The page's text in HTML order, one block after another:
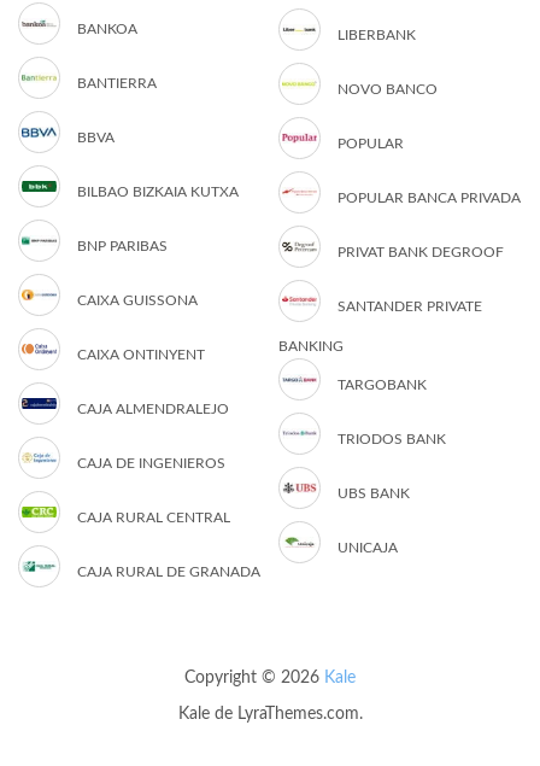
BANKOA
BANTIERRA
BBVA
BILBAO BIZKAIA KUTXA
BNP PARIBAS
CAIXA GUISSONA
CAIXA ONTINYENT
CAJA ALMENDRALEJO
CAJA DE INGENIEROS
CAJA RURAL CENTRAL
CAJA RURAL DE GRANADA
LIBERBANK
NOVO BANCO
POPULAR
POPULAR BANCA PRIVADA
PRIVAT BANK DEGROOF
SANTANDER PRIVATE
BANKING
TARGOBANK
TRIODOS BANK
UBS BANK
UNICAJA
Copyright © 2026 Kale
Kalede LyraThemes.com.